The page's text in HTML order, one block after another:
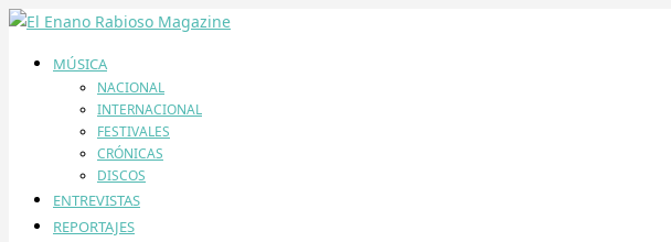
MÚSICA
NACIONAL
INTERNACIONAL
FESTIVALES
CRÓNICAS
DISCOS
ENTREVISTAS
REPORTAJES